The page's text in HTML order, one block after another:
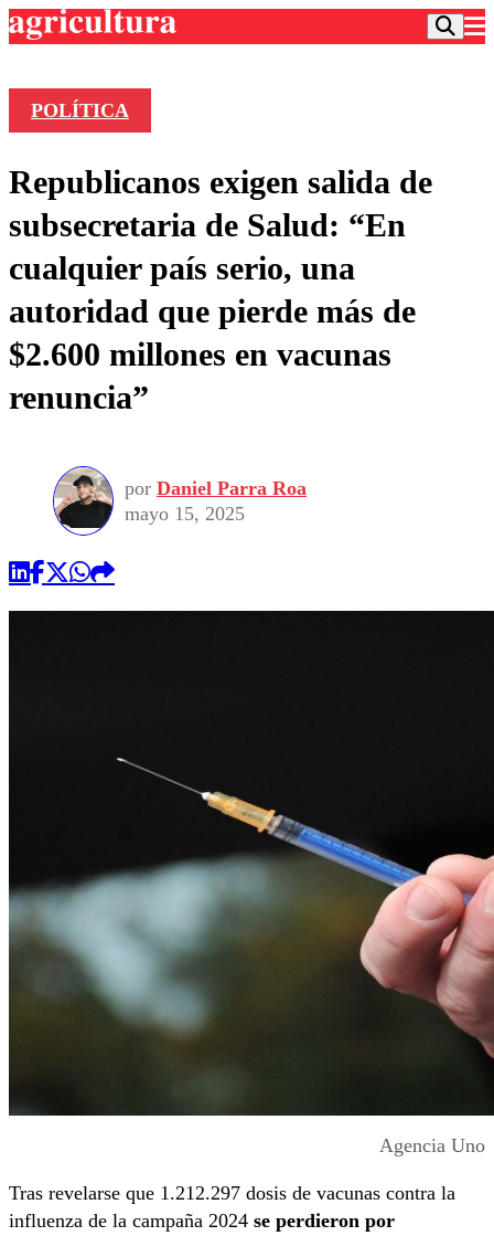
Frecuencias
Agricultura TV
Deportes
Colo Colo
Motor
Otros Deportes
Seleccion Chilena
Torneo Internacional
Universidad de Chile
Entretención
Noticias
Dato Practico
Economía
Internacional
Sustentabilidad
Vida Social
Publicaciones en medios
Programas
POLÍTICA
Republicanos exigen salida de
subsecretaria de Salud: “En
cualquier país serio, una
autoridad que pierde más de
$2.600 millones en vacunas
renuncia”
por Daniel Parra Roa
mayo 15, 2025
Agencia Uno
Tras revelarse que 1.212.297 dosis de vacunas contra la
influenza de la campaña 2024 se perdieron por